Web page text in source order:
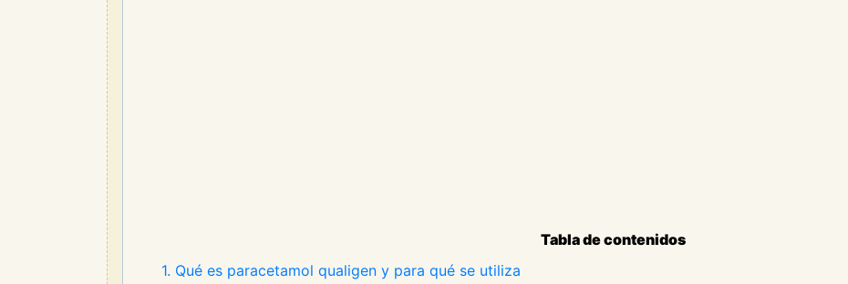
Tabla de contenidos
1. Qué es paracetamol qualigen y para qué se utiliza